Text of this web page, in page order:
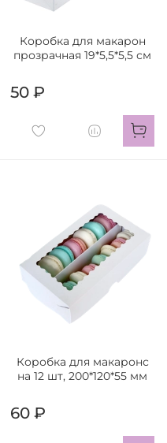
Коробка для макарон
прозрачная 19*5,5*5,5 см
50 ₽
Коробка для макаронс
на 12 шт, 200*120*55 мм
60 ₽